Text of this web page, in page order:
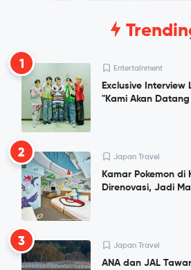
1 Entertainment
Exclusive Interview
"Kami Akan
2 Japan Travel
Kamar Pokemon di
Direnovasi, Jadi
3 Japan Travel
ANA dan JAL